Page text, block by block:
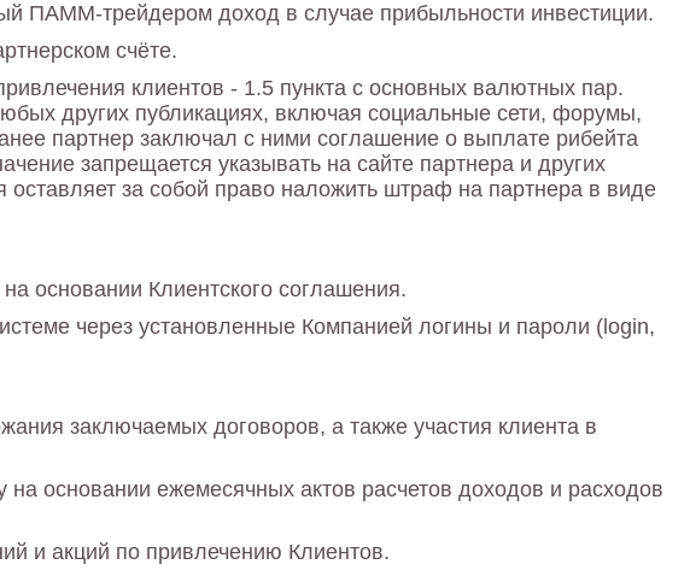
ПАММ-трейдером доход в случае прибыльности инвестиции.
счёте.
клиентов - 1.5 пункта с основных валютных пар.
других публикациях, включая социальные сети, форумы,
партнер заключал с ними соглашение о выплате рибейта
запрещается указывать на сайте партнера и других
за собой право наложить штраф на партнера в виде
основании Клиентского соглашения.
через установленные Компанией логины и пароли (login,
заключаемых договоров, а также участия клиента в
основании ежемесячных актов расчетов доходов и расходов
и акций по привлечению Клиентов.